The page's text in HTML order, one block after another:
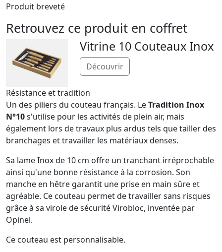
Produit breveté
Retrouvez ce produit en coffret
Vitrine 10 Couteaux Inox
Découvrir
Résistance et tradition
Un des piliers du couteau français. LeTradition Inox
N°10s'utilise pour les activités de plein air, mais
également lors de travaux plus ardus tels que tailler des
branchages et travailler les matériaux denses.
Sa lame Inox de 10 cm offre un tranchant irréprochable
ainsi qu'une bonne résistance à la corrosion. Son
manche en hêtre garantit une prise en main sûre et
agréable. Ce couteau permet de travailler sans risques
grâce à sa virole de sécurité Virobloc, inventée par
Opinel.
Ce couteau est personnalisable.